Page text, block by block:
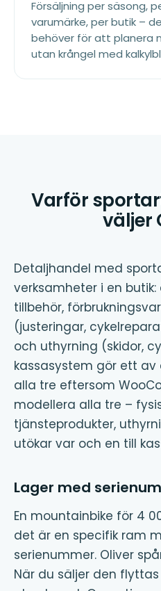
Försäljning per säsong,
varumärke, per butik –
behöver för att planera
utan krångel med
Varför
väljer
Detaljhandel med
verksamheter i en
tillbehör,
(justeringar,
och uthyrning (skidor,
kassasystem gör ett av
alla tre eftersom
modellera alla tre –
tjänsteprodukter,
utökar var och en till
Lager med
En mountainbike för 4
det är en specifik ram
serienummer. Oliver
När du säljer den